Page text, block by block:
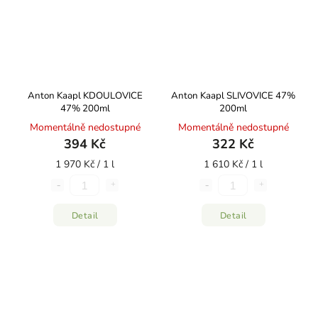
Anton Kaapl KDOULOVICE
47% 200ml
Momentálně nedostupné
394 Kč
1 970 Kč / 1 l
Detail
Anton Kaapl SLIVOVICE 47%
200ml
Momentálně nedostupné
322 Kč
1 610 Kč / 1 l
Detail